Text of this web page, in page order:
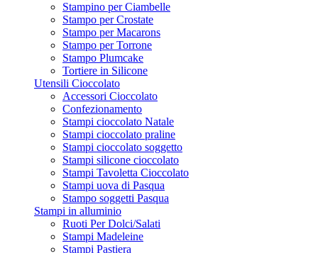
Stampino per Ciambelle
Stampo per Crostate
Stampo per Macarons
Stampo per Torrone
Stampo Plumcake
Tortiere in Silicone
Utensili Cioccolato
Accessori Cioccolato
Confezionamento
Stampi cioccolato Natale
Stampi cioccolato praline
Stampi cioccolato soggetto
Stampi silicone cioccolato
Stampi Tavoletta Cioccolato
Stampi uova di Pasqua
Stampo soggetti Pasqua
Stampi in alluminio
Ruoti Per Dolci/Salati
Stampi Madeleine
Stampi Pastiera